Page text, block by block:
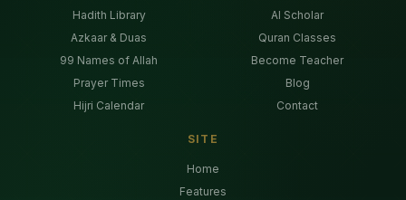
Hadith Library
Azkaar & Duas
99 Names of Allah
Prayer Times
Hijri Calendar
AI Scholar
Quran Classes
Become Teacher
Blog
Contact
SITE
Home
Features